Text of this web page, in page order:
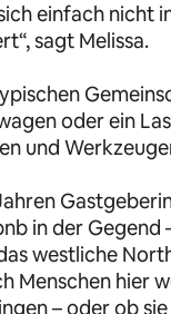
einfach nicht
sagt Melissa.
oder ein
und
in der Gegend
westliche
Menschen hier
– oder ob